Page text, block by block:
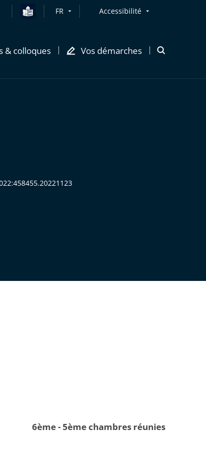
FR Accessibilité
& colloques Vos démarches
Ouvrir
6ème - 5ème chambres réunies